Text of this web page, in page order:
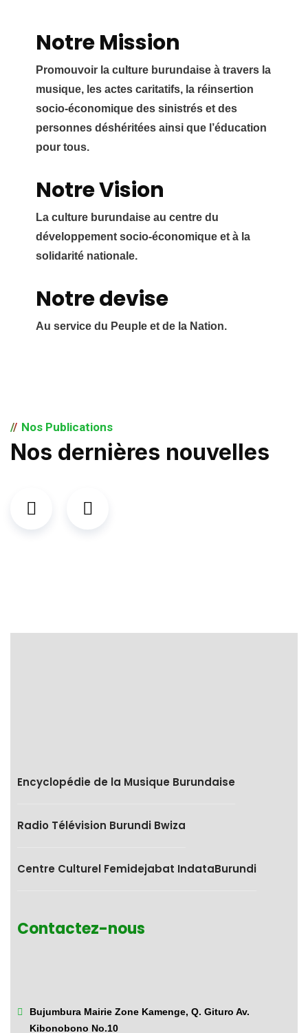
Notre Mission
Promouvoir la culture burundaise à travers la
musique, les actes caritatifs, la réinsertion
socio-économique des sinistrés et des
personnes déshéritées ainsi que l’éducation
pour tous.
Notre Vision
La culture burundaise au centre du
développement socio-économique et à la
solidarité nationale.
Notre devise
Au service du Peuple et de la Nation.
Nos Publications
Nos dernières nouvelles
Encyclopédie de la Musique Burundaise
Radio Télévision Burundi Bwiza
Centre Culturel Femidejabat IndataBurundi
Contactez-nous
Bujumbura Mairie Zone Kamenge, Q. Gituro Av.
Kibonobono No.10